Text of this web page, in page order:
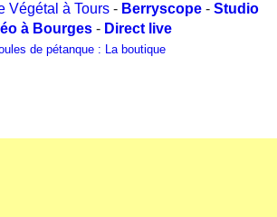
Végétal à Tours - Berryscope - Studio
à Bourges- Direct live
de pétanque : La boutique